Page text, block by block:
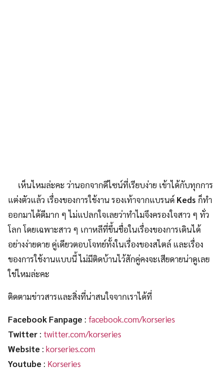
เห็นไหมล่ะคะ ว่านอกจากดีไซน์ที่เรียบง่าย เข้าได้กับทุกการ
แต่งตัวแล้ว เรื่องของการใช้งาน รองเท้าจากแบรนด์ Keds ก็ทำ
ออกมาได้ดีมาก ๆ ไม่แปลกใจเลยว่าทำไมจึงครองใจสาว ๆ ทั่ว
โลก โดยเฉพาะสาว ๆ เกาหลีที่ขึ้นชื่อในเรื่องของการเดินได้
อย่างง่ายดาย คู่เดียวตอบโจทย์ทั้งในเรื่องของสไตล์ และเรื่อง
ของการใช้งานแบบนี้ ไม่มีติดบ้านไว้สักคู่คงจะเสียดายน่าดูเลย
ใช่ไหมล่ะคะ
ติดตามข่าวสารและสิ่งที่น่าสนใจจากเราได้ที่
Facebook Fanpage : facebook.com/korseries
Twitter : twitter.com/korseries
Website : korseries.com
Youtube : Korseries